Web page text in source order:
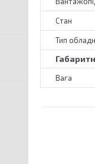
Стан
Тип
Вага